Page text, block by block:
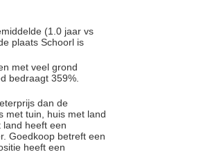
(1.0 jaar vs
plaats Schoorl is
met veel grond
bedraagt 359%.
dan de
met tuin, huis met land
heeft een
Goedkoop betreft een
heeft een